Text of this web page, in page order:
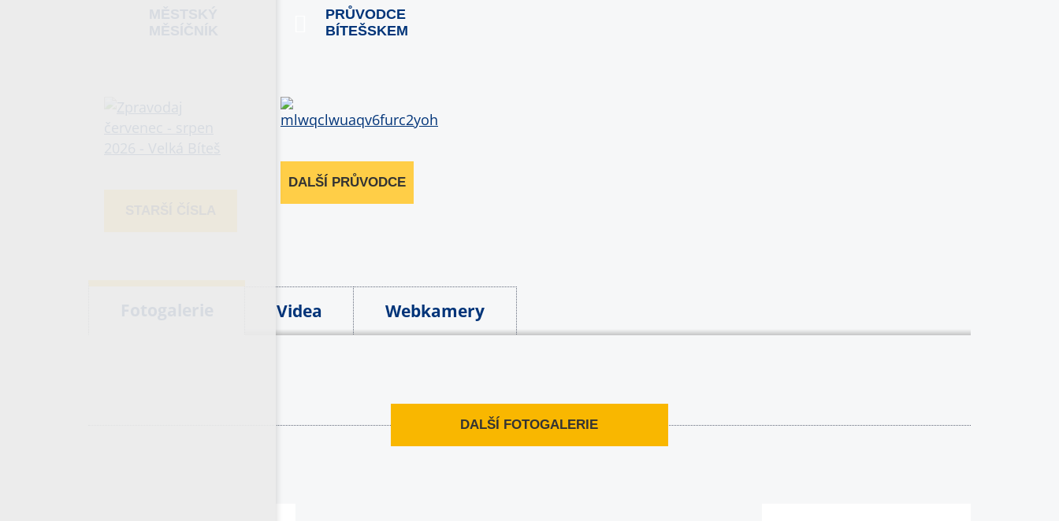
PRŮVODCE
BÍTEŠSKEM
DALŠÍ PRŮVODCE
Videa Webkamery
DALŠÍ FOTOGALERIE